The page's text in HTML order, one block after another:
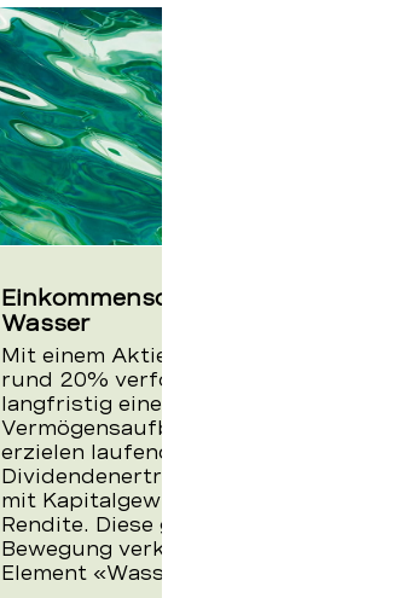
Einkommensorientiert:
Wasser
Mit einem Aktienanteil von
rund 20% verfolgen Sie
langfristig einen sanften
Vermögensaufbau. Dabei
erzielen laufende Zins- und
Dividendenerträge zusammen
mit Kapitalgewinnen die
Rendite. Diese gleichmässige
Bewegung verkörpert das
Element «Wasser».